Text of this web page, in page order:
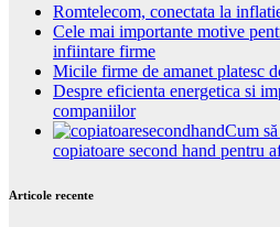
Romtelecom, conectata la
Cele mai importante motive
infiintare firme
Micile firme de amanet platesc
Despre eficienta energetica si
companiilor
Cum
copiatoare second hand pentru
Articole recente